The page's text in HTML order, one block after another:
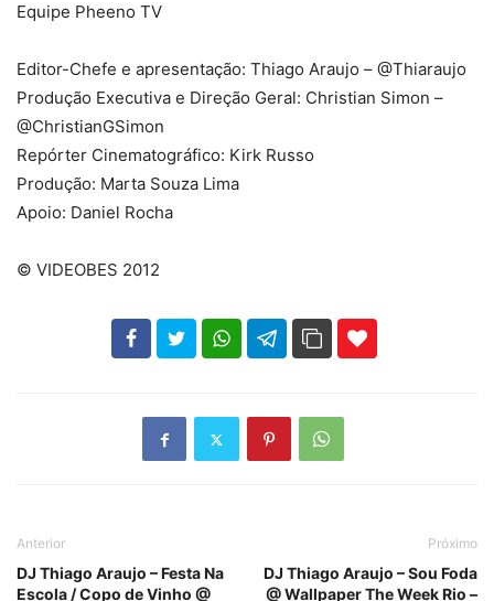
Equipe Pheeno TV
Editor-Chefe e apresentação: Thiago Araujo – @Thiaraujo
Produção Executiva e Direção Geral: Christian Simon –
@ChristianGSimon
Repórter Cinematográfico: Kirk Russo
Produção: Marta Souza Lima
Apoio: Daniel Rocha
© VIDEOBES 2012
102 35
Anterior
DJ Thiago Araujo – Festa Na
Escola / Copo de Vinho @
Próximo
DJ Thiago Araujo – Sou Foda
@ Wallpaper The Week Rio –